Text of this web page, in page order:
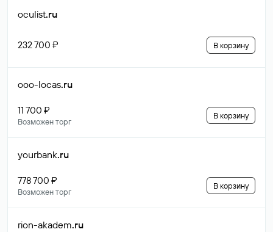
oculist.ru
232 700 ₽ В корзину
ooo-locas.ru
11 700 ₽
Возможен торг
В корзину
yourbank.ru
778 700 ₽
Возможен торг
В корзину
rion-akadem.ru